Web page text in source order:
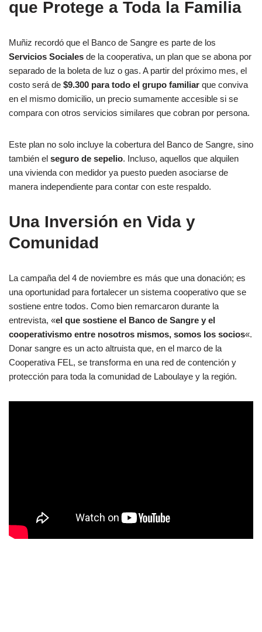
que Protege a Toda la Familia
Muñiz recordó que el Banco de Sangre es parte de los
Servicios Sociales de la cooperativa, un plan que se abona por
separado de la boleta de luz o gas. A partir del próximo mes, el
costo será de $9.300 para todo el grupo familiar que conviva
en el mismo domicilio, un precio sumamente accesible si se
compara con otros servicios similares que cobran por persona.
Este plan no solo incluye la cobertura del Banco de Sangre, sino
también el seguro de sepelio. Incluso, aquellos que alquilen
una vivienda con medidor ya puesto pueden asociarse de
manera independiente para contar con este respaldo.
Una Inversión en Vida y
Comunidad
La campaña del 4 de noviembre es más que una donación; es
una oportunidad para fortalecer un sistema cooperativo que se
sostiene entre todos. Como bien remarcaron durante la
entrevista, «el que sostiene el Banco de Sangre y el
cooperativismo entre nosotros mismos, somos los socios«.
Donar sangre es un acto altruista que, en el marco de la
Cooperativa FEL, se transforma en una red de contención y
protección para toda la comunidad de Laboulaye y la región.